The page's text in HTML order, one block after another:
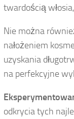
twardością
Nie można
nałożeniem
uzyskania
na perfekcyjne
odkrycia tych